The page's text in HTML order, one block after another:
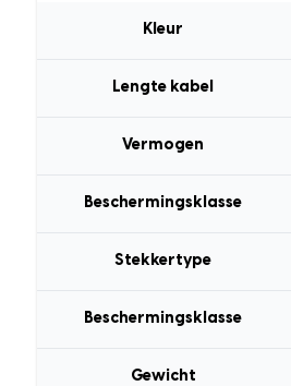
Kleur
Lengte kabel
Vermogen
Beschermingsklasse
Stekkertype
Beschermingsklasse
Gewicht